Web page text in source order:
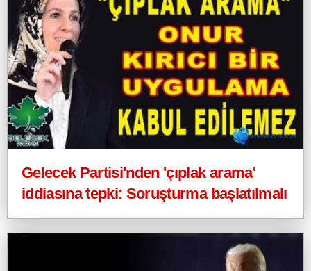
Gelecek Partisi'nden 'çıplak arama'
iddiasına tepki: Soruşturma başlatılmalı